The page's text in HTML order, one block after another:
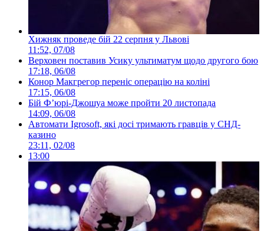
Хижняк проведе бій 22 серпня у Львові
11:52, 07/08
Верховен поставив Усику ультиматум щодо другого бою
17:18, 06/08
Конор Макгрегор переніс операцію на коліні
17:15, 06/08
Бій Ф’юрі-Джошуа може пройти 20 листопада
14:09, 06/08
Автомати Igrosoft, які досі тримають гравців у СНД-
казино
23:11, 02/08
13:00